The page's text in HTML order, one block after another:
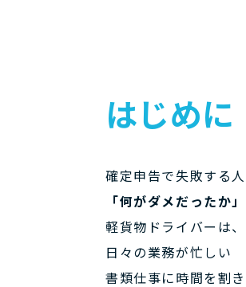
はじめに
確定申告で失敗する人
「何がダメだったか
軽貨物ドライバーは、
日々の業務が忙しい
書類仕事に時間を割